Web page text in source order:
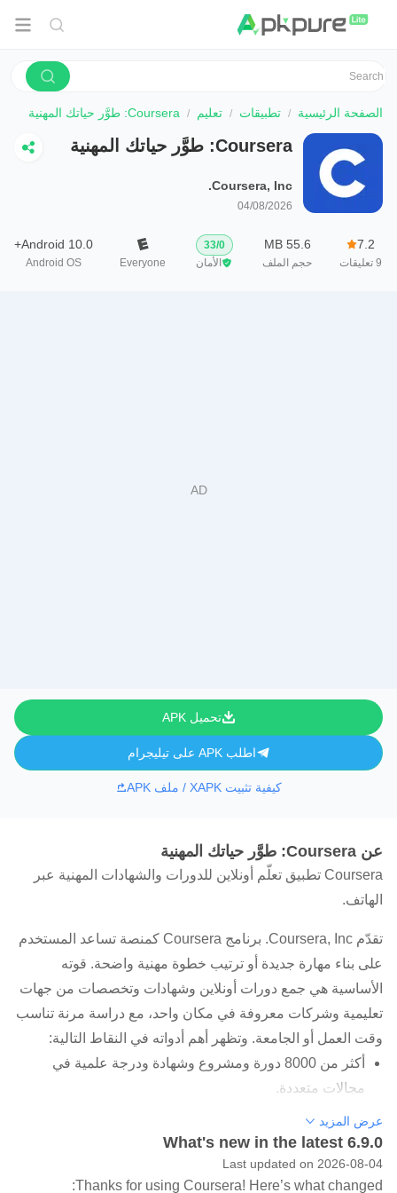
الصفحة الرئيسية تطبيقات تعليم Coursera: طوَّر حياتك المهنية
Coursera: طوَّر حياتك المهنية
Coursera, Inc.
04/08/2026
7.2
9 تعليقات
55.6 MB
حجم الملف
0
/
33
الأمان
Everyone
Android 10.0+
Android OS
تحميل APK
اطلب APK على تيليجرام
كيفية تثبيت XAPK / ملف APK
عن Coursera: طوَّر حياتك المهنية
Coursera تطبيق تعلّم أونلاين للدورات والشهادات المهنية عبر
الهاتف.
تقدّم Coursera, Inc. برنامج Coursera كمنصة تساعد المستخدم
على بناء مهارة جديدة أو ترتيب خطوة مهنية واضحة. قوته
الأساسية هي جمع دورات أونلاين وشهادات وتخصصات من جهات
تعليمية وشركات معروفة في مكان واحد، مع دراسة مرنة تناسب
وقت العمل أو الجامعة. وتظهر أهم أدواته في النقاط التالية:
أكثر من 8000 دورة ومشروع وشهادة ودرجة علمية في
مجالات متعددة.
شهادات مهنية في تحليل البيانات والذكاء الاصطناعي
والبرمجة والتسويق.
محاضرات عند الطلب تناسب الدراسة مساءً أو أثناء التنقل.
عرض المزيد
What's new in the latest 6.9.0
Last updated on 2026-08-04
Thanks for using Coursera! Here’s what changed: